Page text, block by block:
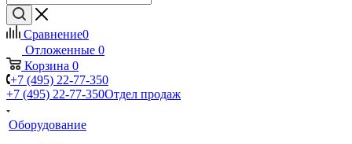
Сравнение0
Отложенные 0
Корзина 0
+7 (495) 22-77-350
+7 (495) 22-77-350Отдел продаж
Оборудование